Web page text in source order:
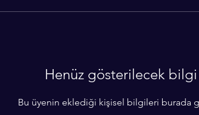
Henüz gösterilecek
Bu üyenin eklediği kişisel bilgileri burada